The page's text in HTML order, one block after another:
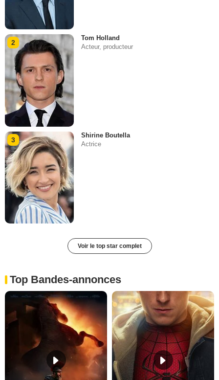
2
Tom Holland
Acteur, producteur
3
Shirine Boutella
Actrice
Voir le top star complet
Top Bandes-annonces